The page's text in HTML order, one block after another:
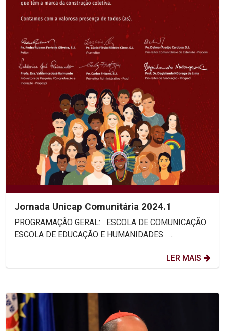
Jornada Unicap Comunitária 2024.1
PROGRAMAÇÃO GERAL: ESCOLA DE COMUNICAÇÃO
ESCOLA DE EDUCAÇÃO E HUMANIDADES ...
LER MAIS